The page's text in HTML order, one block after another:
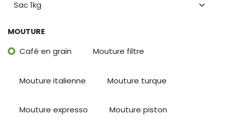
MOUTURE
Café en grain Mouture filtre
Mouture italienne Mouture turque
Mouture expresso Mouture piston